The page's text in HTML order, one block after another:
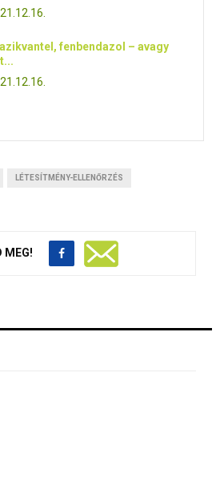
fenbendazol – avagy
LÉTESÍTMÉNY-ELLENŐRZÉS
MEG!